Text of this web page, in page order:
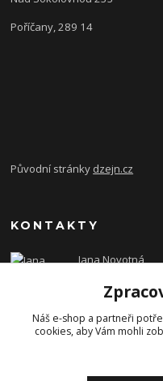
Poříčany, 289 14
Původní stránky dzejn.cz
KONTAKTY
Jana Novotná
dzejn.n@email.cz
Náš e-shop a partneři
cookies, aby Vám mohli